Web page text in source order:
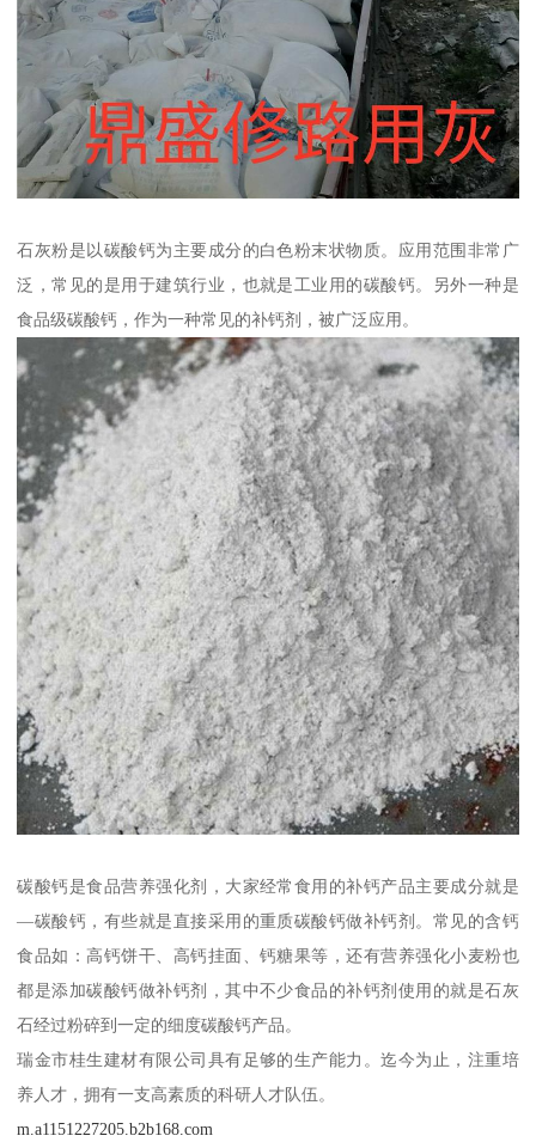
石灰粉是以碳酸钙为主要成分的白色粉末状物质。应用范围非常广
泛，常见的是用于建筑行业，也就是工业用的碳酸钙。另外一种是
食品级碳酸钙，作为一种常见的补钙剂，被广泛应用。
碳酸钙是食品营养强化剂，大家经常食用的补钙产品主要成分就是
—碳酸钙，有些就是直接采用的重质碳酸钙做补钙剂。常见的含钙
食品如：高钙饼干、高钙挂面、钙糖果等，还有营养强化小麦粉也
都是添加碳酸钙做补钙剂，其中不少食品的补钙剂使用的就是石灰
石经过粉碎到一定的细度碳酸钙产品。
瑞金市桂生建材有限公司具有足够的生产能力。迄今为止，注重培
养人才，拥有一支高素质的科研人才队伍。
m.a1151227205.b2b168.com